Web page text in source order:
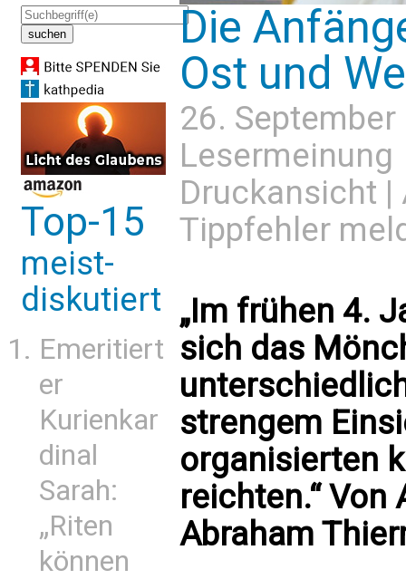
Top-15
meist-
diskutiert
Emeritiert
er
Kurienkar
dinal
Sarah:
„Riten
können
Die
Ost und
26.
Lesermeinung
Druckansicht |
Tippfehler
„Im frühen 4.
sich das
strengem
organisierten
reichten.“ Von
Abraham